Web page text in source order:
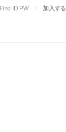
Find ID PW 加入する